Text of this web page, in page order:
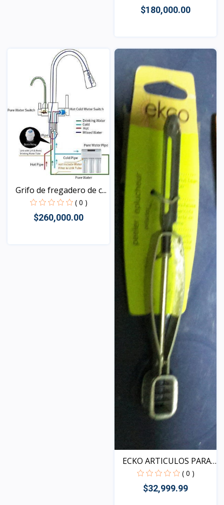
$180,000.00
Vista
Grifo de fregadero de c...
( 0 )
$260,000.00
ECKO ARTICULOS PARA
( 0 )
$32,999.99